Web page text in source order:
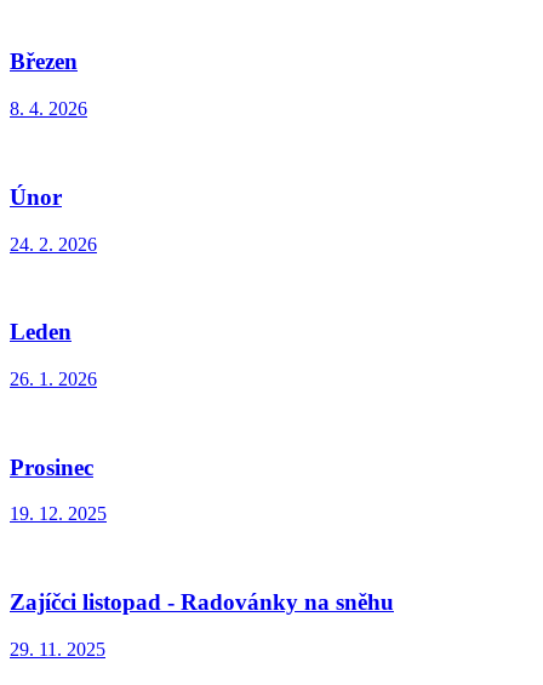
Březen
8. 4. 2026
Únor
24. 2. 2026
Leden
26. 1. 2026
Prosinec
19. 12. 2025
Zajíčci listopad - Radovánky na sněhu
29. 11. 2025